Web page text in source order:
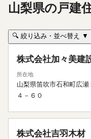
山梨県の戸建
🔍 絞り込み・並べ替え ▼
株式会社加々美建
所在地
山梨県笛吹市石和町広瀬
４－６０
株式会社吉羽木材